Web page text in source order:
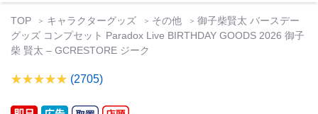
TOP キャラクターグッズ その他
御子柴賢太 バースデー
グッズ コンプセット Paradox Live BIRTHDAY GOODS 2026 御子
柴 賢太 – GCRESTORE ジーク
(2705)